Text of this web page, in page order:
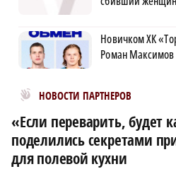
Новичком ХК
Роман Максимов
НОВОСТИ ПАРТНЕРОВ
Новости МирТесен
«Если переварить, будет
поделились секретами
для полевой кухни